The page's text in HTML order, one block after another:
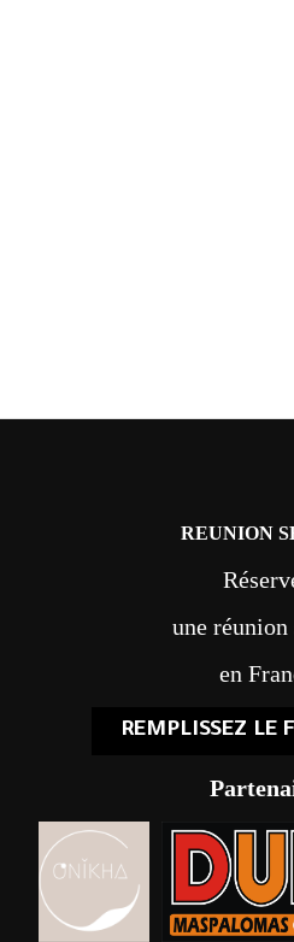
REUNION
une réunion
en
REMPLISSEZ LE